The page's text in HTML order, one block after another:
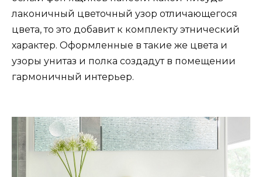
лаконичный цветочный узор отличающегося
цвета, то это добавит к комплекту этнический
характер. Оформленные в такие же цвета и
узоры унитаз и полка создадут в помещении
гармоничный интерьер.